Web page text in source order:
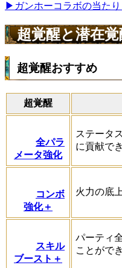
▶ガンホーコラボの当た
超覚醒と潜在
超覚醒おすすめ
超覚醒
全パラ
メータ強化
ステータ
に貢献で
コンボ
強化＋
火力の底
スキル
ブースト＋
パーティ
ことがで